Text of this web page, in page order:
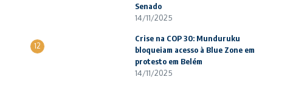
Senado
14/11/2025
12
Crise na COP 30: Munduruku
bloqueiam acesso à Blue Zone em
protesto em Belém
14/11/2025